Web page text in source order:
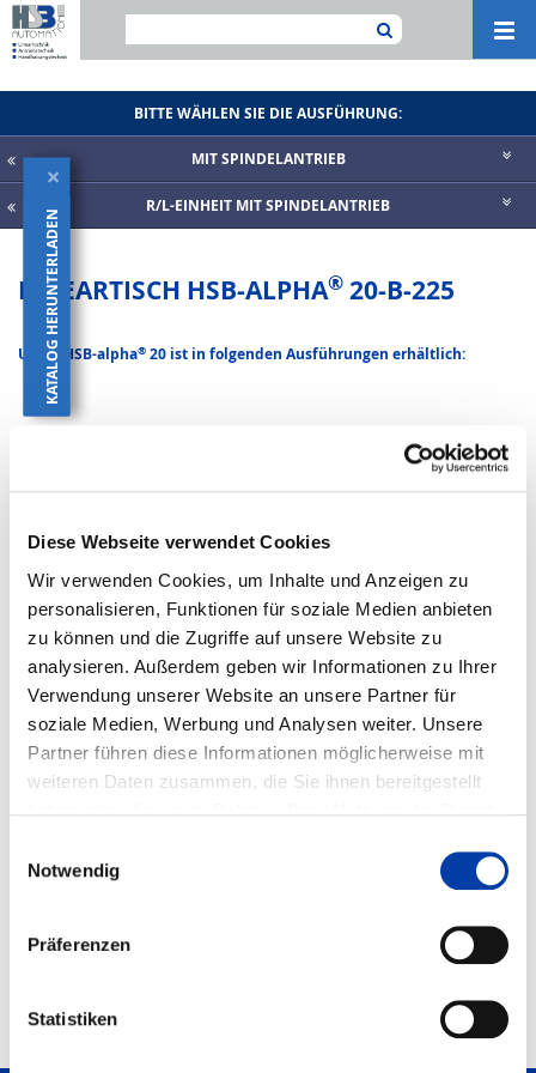
Diese Webseite verwendet Cookies
Wir verwenden Cookies, um Inhalte und Anzeigen zu
personalisieren, Funktionen für soziale Medien anbieten
zu können und die Zugriffe auf unsere Website zu
analysieren. Außerdem geben wir Informationen zu Ihrer
Verwendung unserer Website an unsere Partner für
soziale Medien, Werbung und Analysen weiter. Unsere
Partner führen diese Informationen möglicherweise mit
weiteren Daten zusammen, die Sie ihnen bereitgestellt
unsererDATENSCHUTZ
Seite, sowie in unserem
Notwendig
Präferenzen
Statistiken
×
KATALOG HERUNTERLADEN
BITTE WÄHLEN SIE DIE AUSFÜHRUNG:
MIT SPINDELANTRIEB
R/L-EINHEIT MIT SPINDELANTRIEB
LINEARTISCH HSB-ALPHA® 20-B-225
Unser HSB-alpha® 20 ist in folgenden Ausführungen erhältlich:
Lineartisch der Baugröße 20 mit Spindelantrieb
KGT Größe 25 und 2 angeschraubten Kugelschienenführungen Größe 20
HSB-alpha 20-B-225-SSS-R/L
Rechts-Links-Einheit der Baugröße 20 mit
Spindelantrieb KGT Größe 25 und 2 angeschraubten
Kugelschienenführungen Größe 20